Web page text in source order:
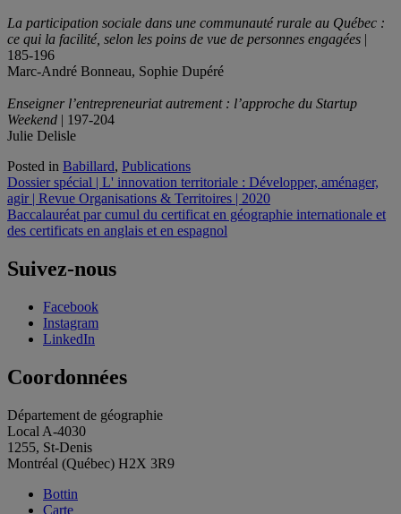
La participation sociale dans une communauté rurale au Québec :
ce qui la facilité, selon les poins de vue de personnes engagées
185-196
Marc-André Bonneau, Sophie Dupéré
Enseigner l’entrepreneuriat autrement : l’approche du Startup
Weekend | 197-204
Julie Delisle
Posted in Babillard, Publications
Navigation
de
l'article
Dossier spécial | L' innovation territoriale : Développer, aménager,
agir | Revue Organisations & Territoires | 2020
Baccalauréat par cumul du certificat en géographie internationale et
des certificats en anglais et en espagnol
Suivez-nous
Facebook
Instagram
LinkedIn
Coordonnées
Département de géographie
Local A-4030
1255, St-Denis
Montréal (Québec) H2X 3R9
Bottin
Carte